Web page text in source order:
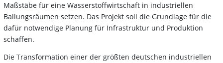
Maßstäbe für eine Wasserstoffwirtschaft in industriellen
Ballungsräumen setzen. Das Projekt soll die Grundlage für die
dafür notwendige Planung für Infrastruktur und Produktion
schaffen.
Die Transformation einer der größten deutschen industriellen